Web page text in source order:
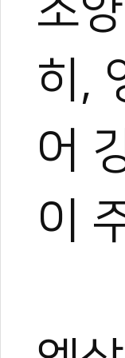
히,
어
이